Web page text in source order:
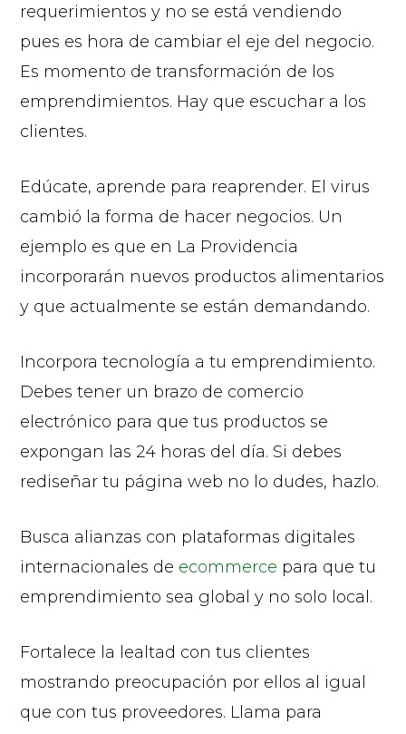
requerimientos y no se está vendiendo
pues es hora de cambiar el eje del negocio.
Es momento de transformación de los
emprendimientos. Hay que escuchar a los
clientes.
Edúcate, aprende para reaprender. El virus
cambió la forma de hacer negocios. Un
ejemplo es que en La Providencia
incorporarán nuevos productos alimentarios
y que actualmente se están demandando.
Incorpora tecnología a tu emprendimiento.
Debes tener un brazo de comercio
electrónico para que tus productos se
expongan las 24 horas del día. Si debes
rediseñar tu página web no lo dudes, hazlo.
Busca alianzas con plataformas digitales
internacionales de ecommerce para que tu
emprendimiento sea global y no solo local.
Fortalece la lealtad con tus clientes
mostrando preocupación por ellos al igual
que con tus proveedores. Llama para